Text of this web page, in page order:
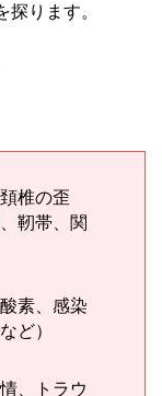
探ります。
椎の歪
靭帯、関
素、感染
ど）
、トラウ